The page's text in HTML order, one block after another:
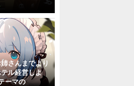
さんまでより
ル経営しよ
ーマの